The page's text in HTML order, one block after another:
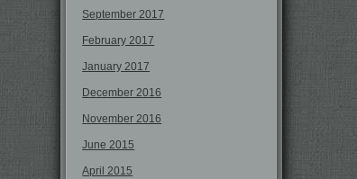
September 2017
February 2017
January 2017
December 2016
November 2016
June 2015
April 2015